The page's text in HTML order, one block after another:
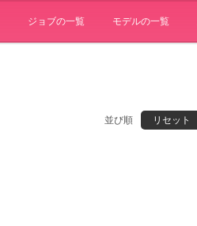
ジョブの一覧 モデルの一覧
並び順 リセット